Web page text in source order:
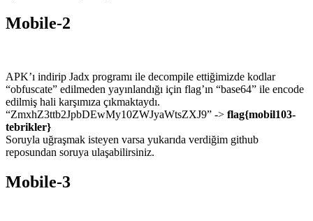
Mobile-2
APK’ı indirip Jadx programı ile decompile ettiğimizde kodlar
“obfuscate” edilmeden yayınlandığı için flag’ın “base64” ile encode
edilmiş hali karşımıza çıkmaktaydı.
“ZmxhZ3ttb2JpbDEwMy10ZWJyaWtsZXJ9” -> flag{mobil103-
tebrikler}
Soruyla uğraşmak isteyen varsa yukarıda verdiğim github
reposundan soruya ulaşabilirsiniz.
Mobile-3